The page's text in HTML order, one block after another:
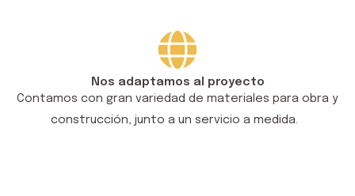
Nos adaptamos al proyecto
Contamos con gran variedad de materiales para obra y
construcción, junto a un servicio a medida.